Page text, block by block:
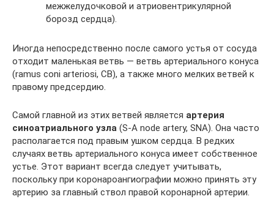
межжелудочковой и атриовентрикулярной
борозд сердца).
Иногда непосредственно после самого устья от сосуда
отходит маленькая ветвь — ветвь артериального конуса
(ramus coni arteriosi, CB), а также много мелких ветвей к
правому предсердию.
Самой главной из этих ветвей является артерия
синоатриального узла (S-A node artery, SNA). Она часто
располагается под правым ушком сердца. В редких
случаях ветвь артериального конуса имеет собственное
устье. Этот вариант всегда следует учитывать,
поскольку при коронароангиографии можно принять эту
артерию за главный ствол правой коронарной артерии.